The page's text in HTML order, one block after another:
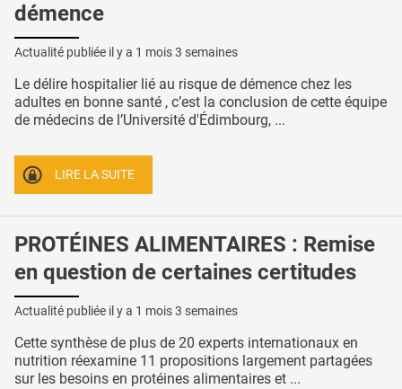
démence
Actualité publiée il y a 1 mois 3 semaines
Le délire hospitalier lié au risque de démence chez les
adultes en bonne santé , c’est la conclusion de cette équipe
de médecins de l’Université d'Édimbourg, ...
LIRE LA SUITE
PROTÉINES ALIMENTAIRES : Remise
en question de certaines certitudes
Actualité publiée il y a 1 mois 3 semaines
Cette synthèse de plus de 20 experts internationaux en
nutrition réexamine 11 propositions largement partagées
sur les besoins en protéines alimentaires et ...